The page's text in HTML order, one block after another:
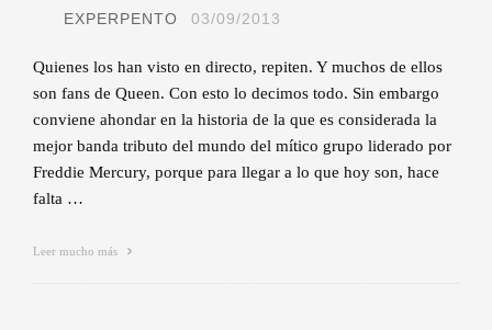
EXPERPENTO 03/09/2013
Quienes los han visto en directo, repiten. Y muchos de ellos
son fans de Queen. Con esto lo decimos todo. Sin embargo
conviene ahondar en la historia de la que es considerada la
mejor banda tributo del mundo del mítico grupo liderado por
Freddie Mercury, porque para llegar a lo que hoy son, hace
falta …
Leer mucho más